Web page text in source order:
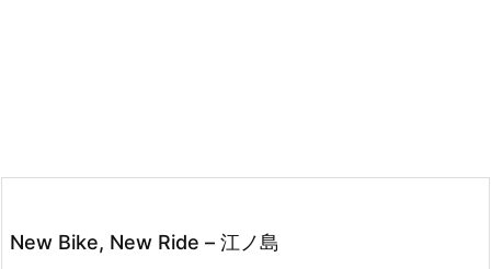
New Bike, New Ride – 江ノ島